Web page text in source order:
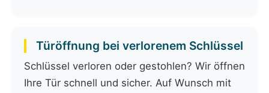
Türöffnung bei verlorenem Schlüssel
Schlüssel verloren oder gestohlen? Wir öffnen
Ihre Tür schnell und sicher. Auf Wunsch mit